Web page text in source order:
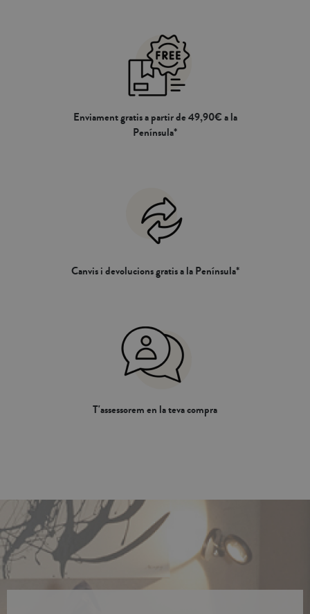
Enviament gratis a partir de 49,90€ a la
Península*
Canvis i devolucions gratis a la Península*
T'assessorem en la teva compra